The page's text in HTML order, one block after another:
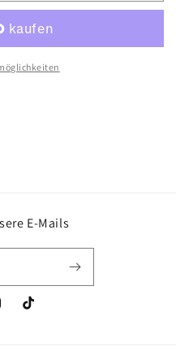
E-Mails
TikTok